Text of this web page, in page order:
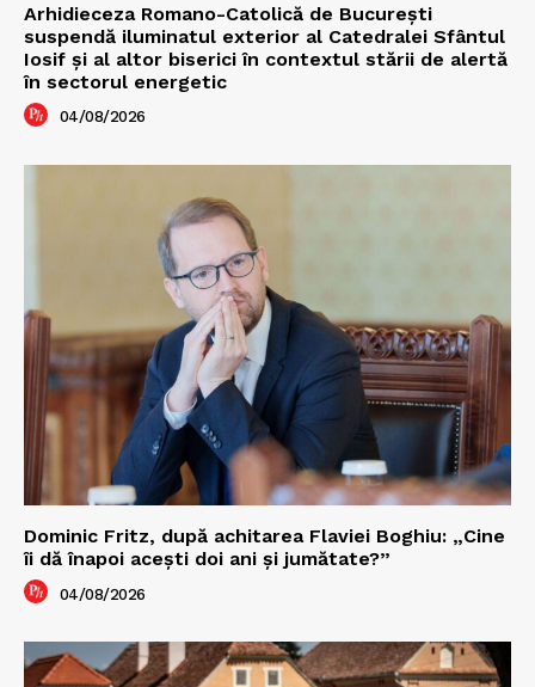
Arhidieceza Romano-Catolică de București
suspendă iluminatul exterior al Catedralei Sfântul
Iosif și al altor biserici în contextul stării de alertă
în sectorul energetic
04/08/2026
Dominic Fritz, după achitarea Flaviei Boghiu: „Cine
îi dă înapoi aceşti doi ani şi jumătate?”
04/08/2026